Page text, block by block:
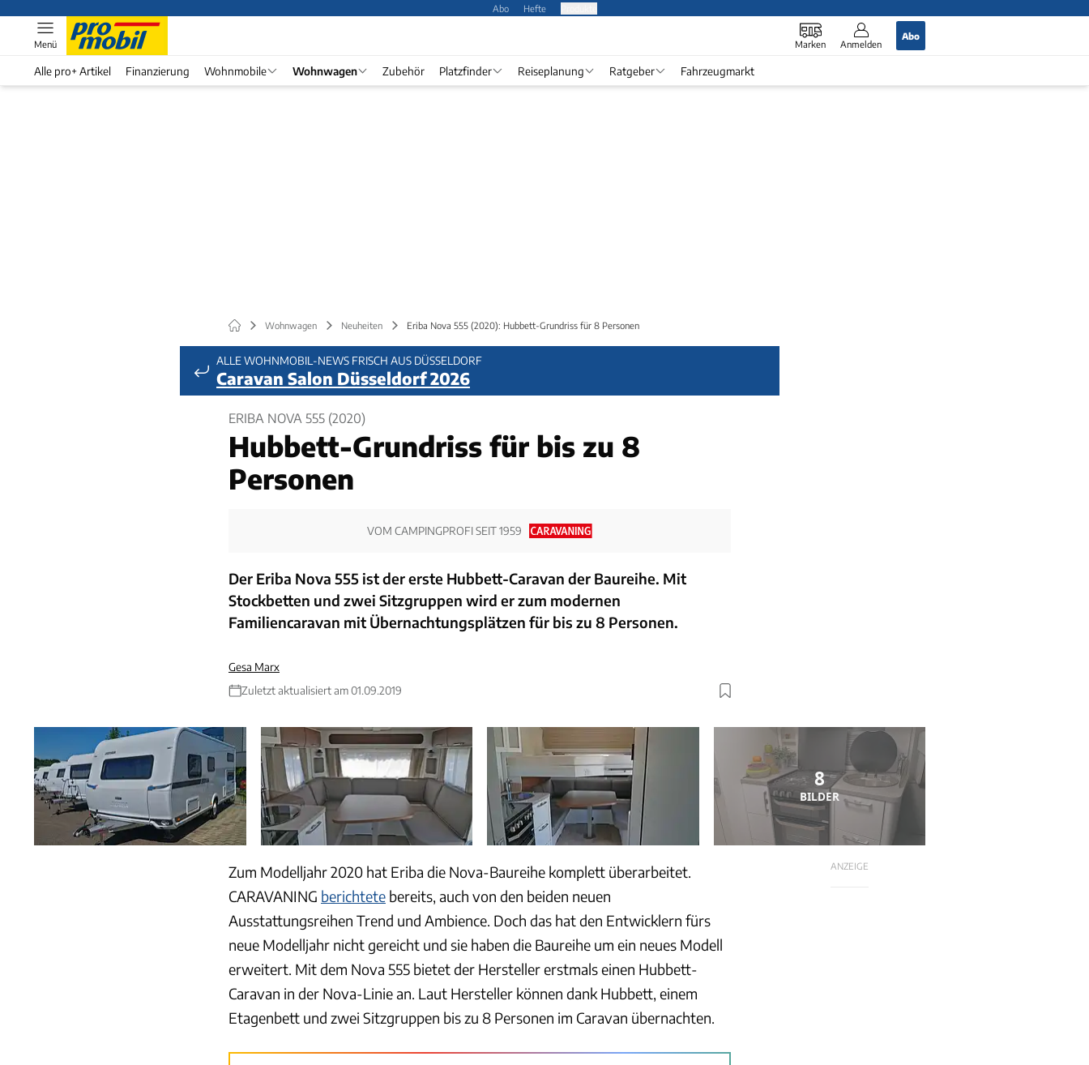
Abo Hefte
Marken Anmelden
Abo
Menü
Alle pro+ Artikel Finanzierung Wohnmobile Wohnwagen Zubehör Platzfinder Reiseplanung Ratgeber Fahrzeugmarkt
Wohnwagen Neuheiten Eriba Nova 555 (2020): Hubbett-Grundriss für 8 Personen
ALLE WOHNMOBIL-NEWS FRISCH AUS DÜSSELDORF
Caravan Salon Düsseldorf 2026
ERIBA NOVA 555 (2020)
Hubbett-Grundriss für bis zu 8
Personen
VOM CAMPINGPROFI SEIT 1959
Der Eriba Nova 555 ist der erste Hubbett-Caravan der Baureihe. Mit
Stockbetten und zwei Sitzgruppen wird er zum modernen
Familiencaravan mit Übernachtungsplätzen für bis zu 8 Personen.
Gesa Marx
Zuletzt aktualisiert am 01.09.2019
8
BILDER
ANZEIGE
Zum Modelljahr 2020 hat Eriba die Nova-Baureihe komplett überarbeitet.
CARAVANING berichtete bereits, auch von den beiden neuen
Ausstattungsreihen Trend und Ambience. Doch das hat den Entwicklern fürs
neue Modelljahr nicht gereicht und sie haben die Baureihe um ein neues Modell
erweitert. Mit dem Nova 555 bietet der Hersteller erstmals einen Hubbett-
Caravan in der Nova-Linie an. Laut Hersteller können dank Hubbett, einem
Etagenbett und zwei Sitzgruppen bis zu 8 Personen im Caravan übernachten.